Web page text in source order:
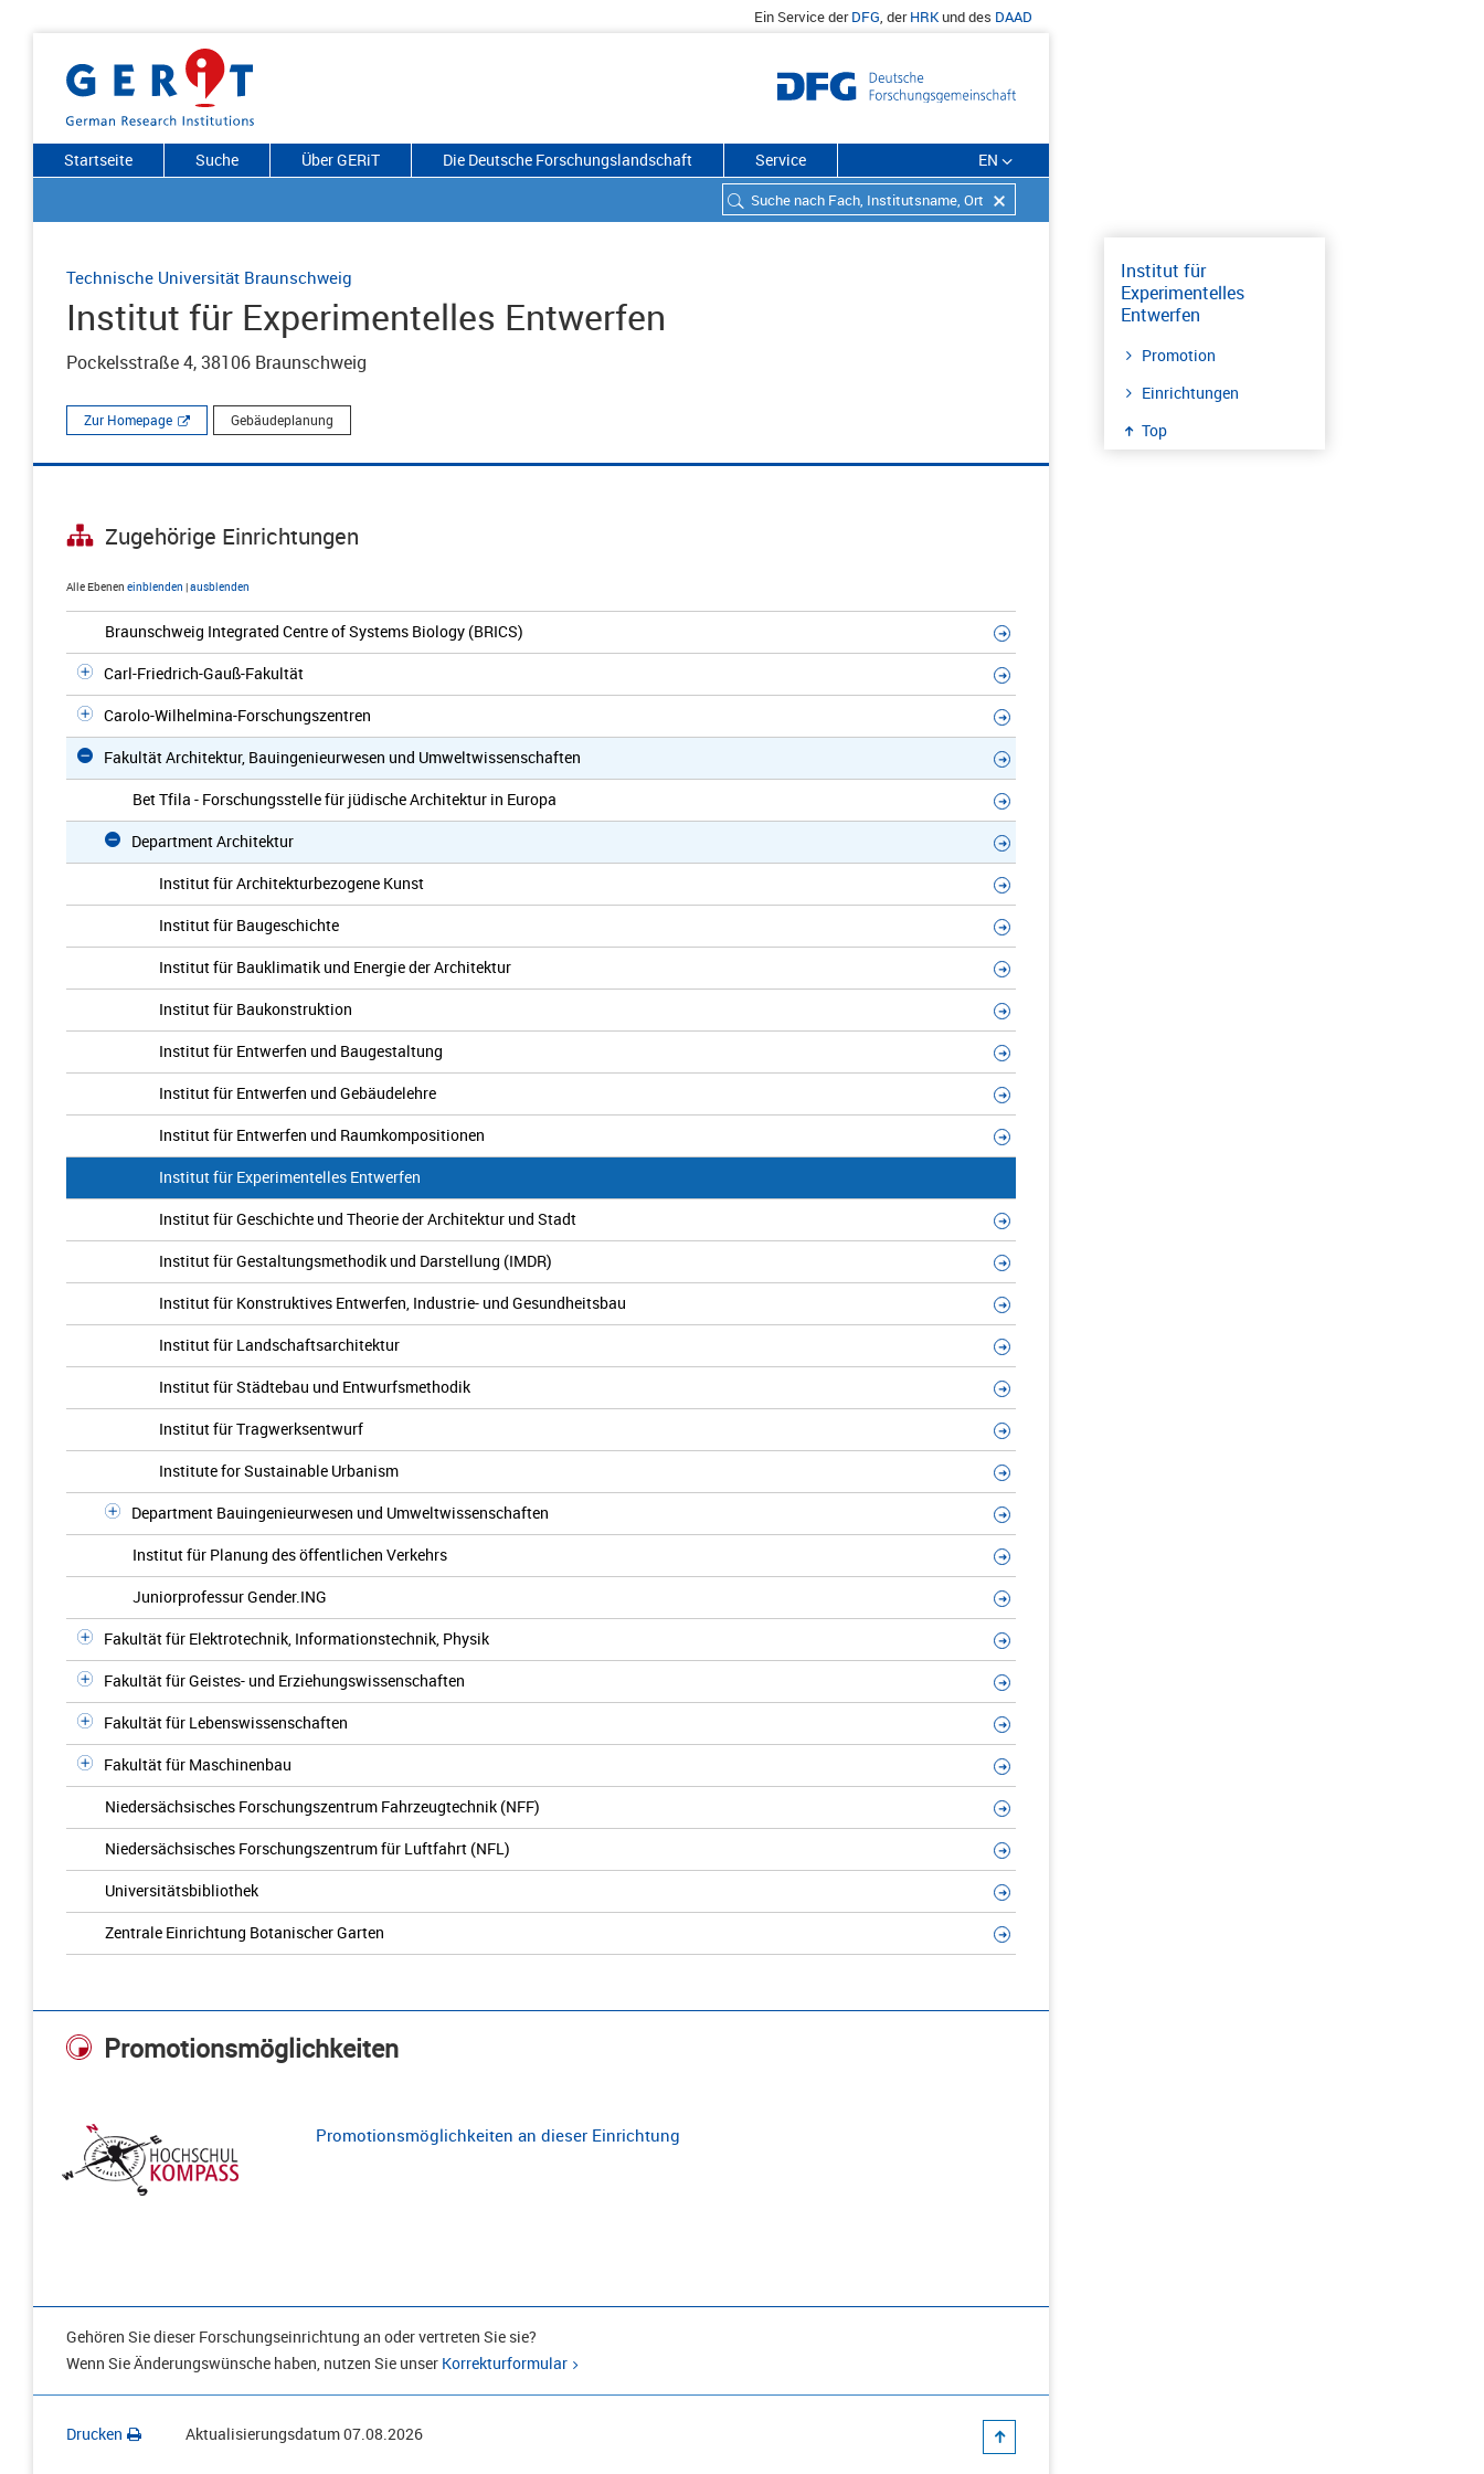
Ein Service derDFG, derHRKund des DAAD
Startseite Suche Über GERiT Die Deutsche Forschungslandschaft Service EN
Institut für
Experimentelles
Entwerfen
Promotion
Einrichtungen
Top
Technische Universität Braunschweig
Institut für Experimentelles Entwerfen
Pockelsstraße 4, 38106 Braunschweig
Zur Homepage Gebäudeplanung
Zugehörige Einrichtungen
Alle Ebenen einblenden |ausblenden
Braunschweig Integrated Centre of Systems Biology (BRICS)
Carl-Friedrich-Gauß-Fakultät
Carolo-Wilhelmina-Forschungszentren
Fakultät Architektur, Bauingenieurwesen und Umweltwissenschaften
Bet Tfila - Forschungsstelle für jüdische Architektur in Europa
Department Architektur
Institut für Architekturbezogene Kunst
Institut für Baugeschichte
Institut für Bauklimatik und Energie der Architektur
Institut für Baukonstruktion
Institut für Entwerfen und Baugestaltung
Institut für Entwerfen und Gebäudelehre
Institut für Entwerfen und Raumkompositionen
Institut für Experimentelles Entwerfen
Institut für Geschichte und Theorie der Architektur und Stadt
Institut für Gestaltungsmethodik und Darstellung (IMDR)
Institut für Konstruktives Entwerfen, Industrie- und Gesundheitsbau
Institut für Landschaftsarchitektur
Institut für Städtebau und Entwurfsmethodik
Institut für Tragwerksentwurf
Institute for Sustainable Urbanism
Department Bauingenieurwesen und Umweltwissenschaften
Institut für Planung des öffentlichen Verkehrs
Juniorprofessur Gender.ING
Fakultät für Elektrotechnik, Informationstechnik, Physik
Fakultät für Geistes- und Erziehungswissenschaften
Fakultät für Lebenswissenschaften
Fakultät für Maschinenbau
Niedersächsisches Forschungszentrum Fahrzeugtechnik (NFF)
Niedersächsisches Forschungszentrum für Luftfahrt (NFL)
Universitätsbibliothek
Zentrale Einrichtung Botanischer Garten
Promotionsmöglichkeiten
Promotionsmöglichkeiten an dieser Einrichtung
Gehören Sie dieser Forschungseinrichtung an oder vertreten Sie sie?
Wenn Sie Änderungswünsche haben, nutzen Sie unser Korrekturformular
Drucken Aktualisierungsdatum07.08.2026